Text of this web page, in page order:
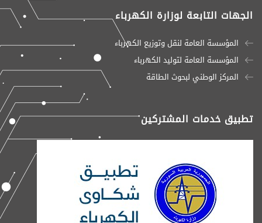
الجهات التابعة لوزارة الكهرباء
المؤسسة العامة لنقل وتوزيع الكهرباء
المؤسسة العامة لتوليد الكهرباء
المركز الوطني لبحوث الطاقة
تطبيق خدمات المشتركين